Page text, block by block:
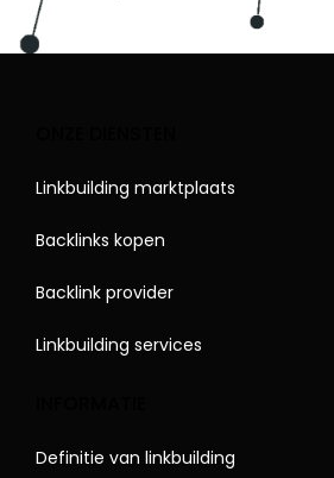
Linkbuilding marktplaats
Backlinks kopen
Backlink provider
Linkbuilding services
Definitie van linkbuilding